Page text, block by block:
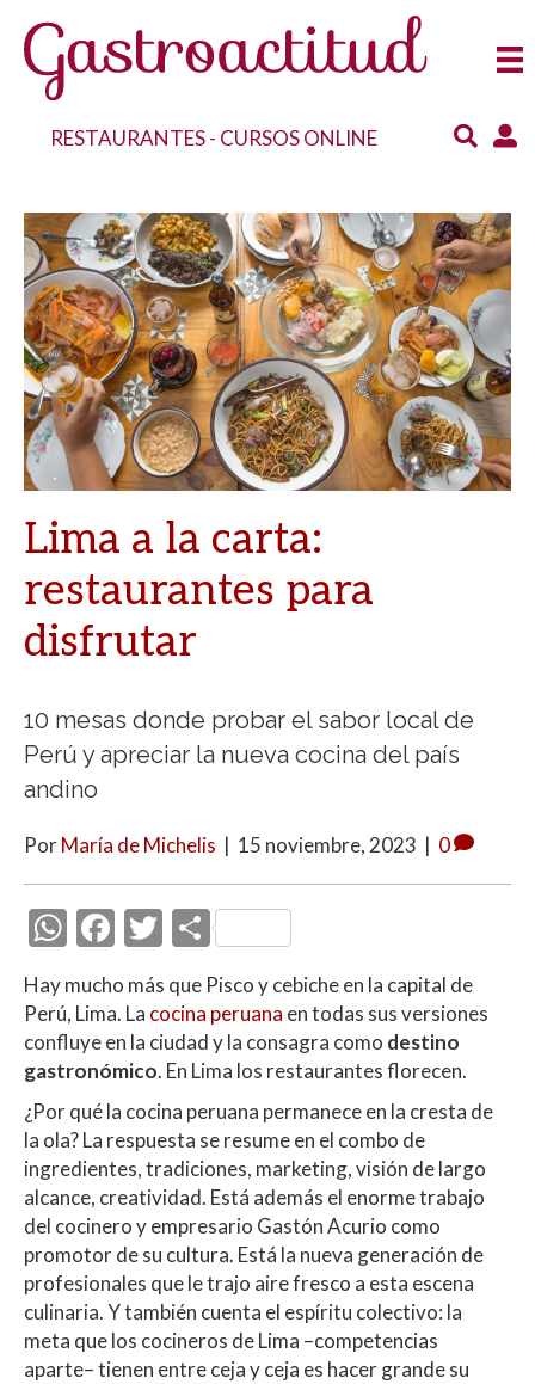
RESTAURANTES- CURSOS ONLINE
Lima a la carta:
restaurantes para
disfrutar
10 mesas donde probar el sabor local de
Perú y apreciar la nueva cocina del país
andino
PorMaría de Michelis | 15 noviembre, 2023 | 0
W
at
s
A
p
p
F
ac
e
b
o
o
k
T
itt
er
C
o
m
p
ar
ti
r
Hay mucho más que Pisco y cebiche en la capital de
Perú, Lima. La cocina peruana en todas sus versiones
confluye en la ciudad y la consagra como destino
gastronómico. En Lima los restaurantes florecen.
¿Por qué la cocina peruana permanece en la cresta de
la ola? La respuesta se resume en el combo de
ingredientes, tradiciones, marketing, visión de largo
alcance, creatividad. Está además el enorme trabajo
del cocinero y empresario Gastón Acurio como
promotor de su cultura. Está la nueva generación de
profesionales que le trajo aire fresco a esta escena
culinaria. Y también cuenta el espíritu colectivo: la
meta que los cocineros de Lima –competencias
aparte– tienen entre ceja y ceja es hacer grande su